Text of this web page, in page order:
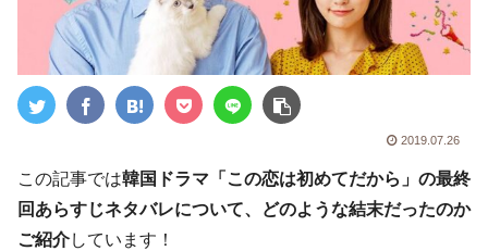
2019.07.26
この記事では韓国ドラマ「この恋は初めてだから」の最終
回あらすじネタバレについて、どのような結末だったのか
ご紹介しています！